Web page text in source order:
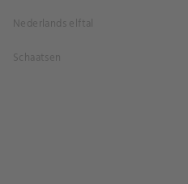
Nederlands elftal
Schaatsen